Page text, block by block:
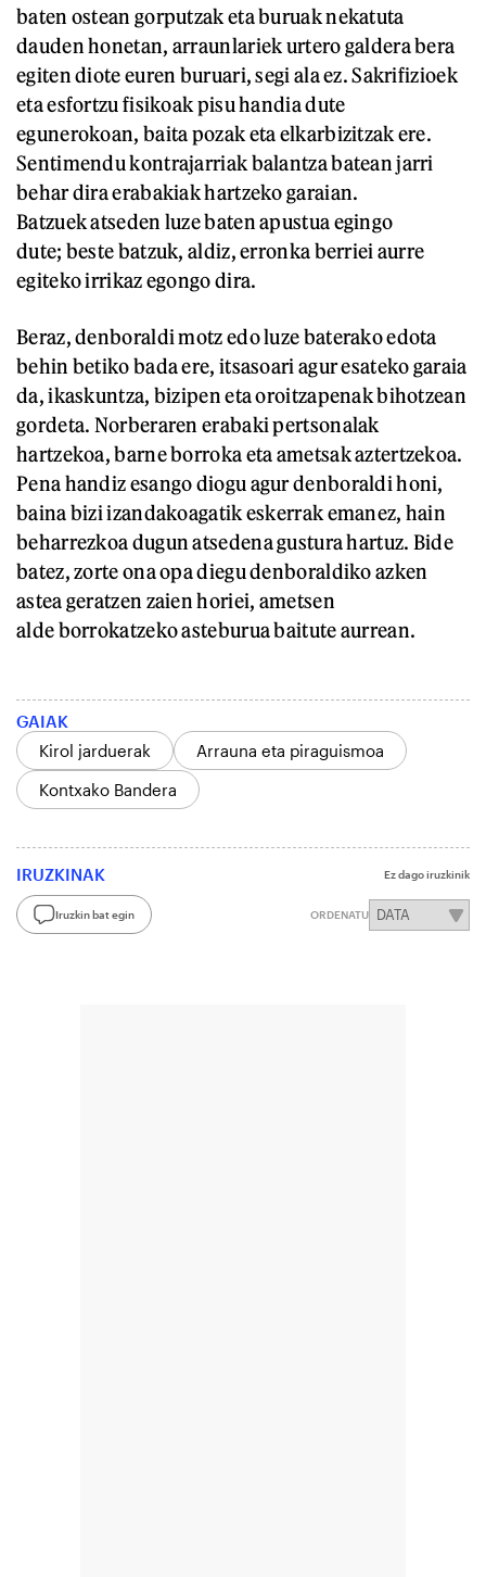
baten ostean gorputzak eta buruak nekatuta
dauden honetan, arraunlariek urtero galdera bera
egiten diote euren buruari, segi ala ez. Sakrifizioek
eta esfortzu fisikoak pisu handia dute
egunerokoan, baita pozak eta elkarbizitzak ere.
Sentimendu kontrajarriak balantza batean jarri
behar dira erabakiak hartzeko garaian.
Batzuek atseden luze baten apustua egingo
dute; beste batzuk, aldiz, erronka berriei aurre
egiteko irrikaz egongo dira.
Beraz, denboraldi motz edo luze baterako edota
behin betiko bada ere, itsasoari agur esateko garaia
da, ikaskuntza, bizipen eta oroitzapenak bihotzean
gordeta. Norberaren erabaki pertsonalak
hartzekoa, barne borroka eta ametsak aztertzekoa.
Pena handiz esango diogu agur denboraldi honi,
baina bizi izandakoagatik eskerrak emanez, hain
beharrezkoa dugun atsedena gustura hartuz. Bide
batez, zorte ona opa diegu denboraldiko azken
astea geratzen zaien horiei, ametsen
alde borrokatzeko asteburua baitute aurrean.
GAIAK
Kirol jarduerak
Arrauna eta piraguismoa
Kontxako Bandera
IRUZKINAK Ez dago iruzkinik
Iruzkin bat egin ORDENATU